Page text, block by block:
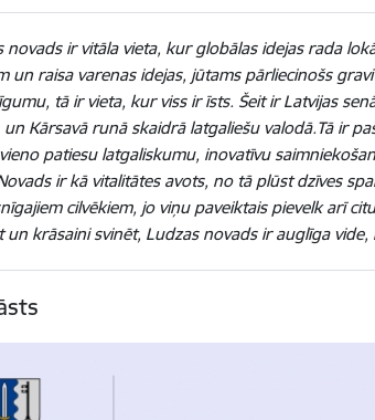
novads ir vitāla vieta, kur globālas idejas rada
un raisa varenas idejas, jūtams pārliecinošs
tā ir vieta, kur viss ir īsts. Šeit ir Latvijas
un Kārsavā runā skaidrā latgaliešu valodā.Tā ir
patiesu latgaliskumu, inovatīvu
ir kā vitalitātes avots, no tā plūst dzīves
cilvēkiem, jo viņu paveiktais pievelk arī
un krāsaini svinēt, Ludzas novads ir auglīga